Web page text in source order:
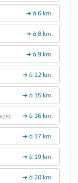
➔ à 6 km.
➔ à 8 km.
➔ à 9 km.
➔ à 12 km.
➔ à 15 km.
➔ à 16 km.
➔ à 17 km.
➔ à 19 km.
➔ à 20 km.